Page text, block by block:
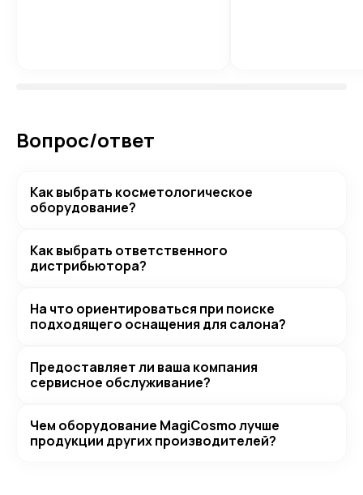
Вопрос/ответ
Как выбрать косметологическое
оборудование?
Как выбрать ответственного
дистрибьютора?
На что ориентироваться при поиске
подходящего оснащения для салона?
Предоставляет ли ваша компания
сервисное обслуживание?
Чем оборудование MagiCosmo лучше
продукции других производителей?